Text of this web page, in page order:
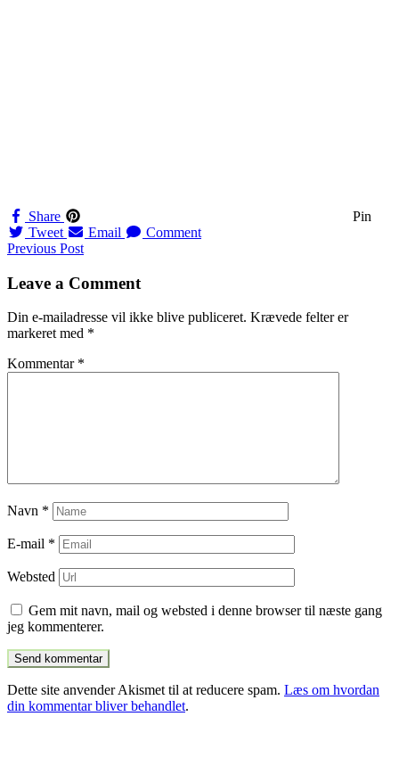
Share
Pin
Tweet
Email Comment
Navigation
til
Previous Post
Leave a Comment
Din e-mailadresse vil ikke blive publiceret. Krævede felter er
markeret med *
Kommentar *
Navn *
E-mail *
Websted
Gem mit navn, mail og websted i denne browser til næste gang
jeg kommenterer.
Dette site anvender Akismet til at reducere spam. Læs om hvordan
din kommentar bliver behandlet.